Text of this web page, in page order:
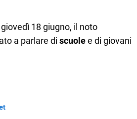
18 giugno, il noto
a parlare di scuolee di giovani